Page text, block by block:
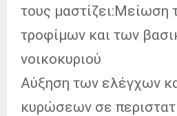
τους μαστίζει:Μείωση
τροφίμων και των
νοικοκυριού
Αύξηση των ελέγχων
κυρώσεων σε